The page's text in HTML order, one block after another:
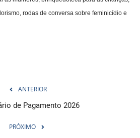
rodas de conversa sobre feminicídio e
ANTERIOR
de Pagamento 2026
PRÓXIMO